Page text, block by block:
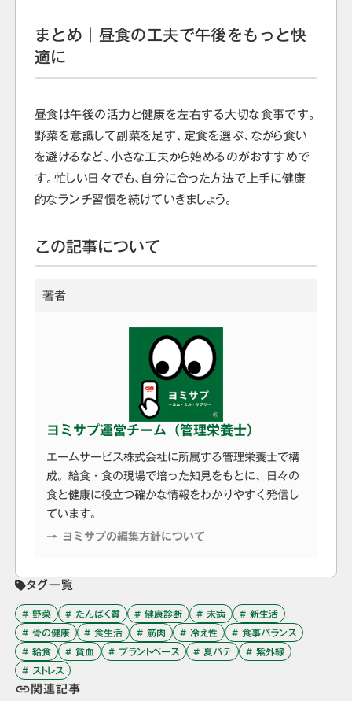
まとめ｜昼食の工夫で午後をもっと快
適に
昼食は午後の活力と健康を左右する大切な食事です。
野菜を意識して副菜を足す、定食を選ぶ、ながら食い
を避けるなど、小さな工夫から始めるのがおすすめで
す。忙しい日々でも、自分に合った方法で上手に健康
的なランチ習慣を続けていきましょう。
この記事について
著者
ヨミサプ運営チーム（管理栄養士）
エームサービス株式会社に所属する管理栄養士で構
成。給食・食の現場で培った知見をもとに、日々の
食と健康に役立つ確かな情報をわかりやすく発信し
ています。
→ ヨミサプの編集方針について
タグ一覧
# 野菜 # たんぱく質 # 健康診断 # 未病
# 新生活
# 骨の健康
# 食生活 # 筋肉 # 冷え性
# 食事バランス
# 給食
# 貧血 # プラントベース # 夏バテ
# 紫外線
# ストレス
link関連記事